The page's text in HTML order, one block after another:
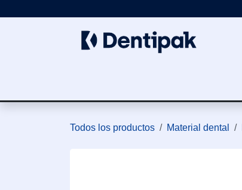
Todos los productos Material dental